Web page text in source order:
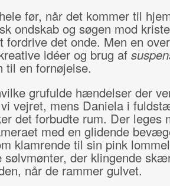
før, når det kommer til
ondskab og søgen mod
fordrive det onde. Men en
idéer og brug af
til en fornøjelse.
grufulde hændelser der
vejret, mens Daniela i
det forbudte rum. Der leges
med en glidende
klamrende til sin pink
der klingende
når de rammer gulvet.